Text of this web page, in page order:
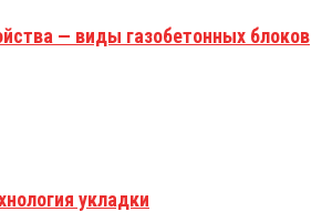
— виды газобетонных блоков
укладки